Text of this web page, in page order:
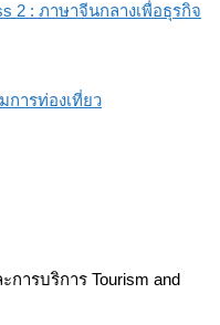
2 : ภาษาจีนกลางเพื่อธุรกิจ
การท่องเที่ยว
ารบริการ Tourism and